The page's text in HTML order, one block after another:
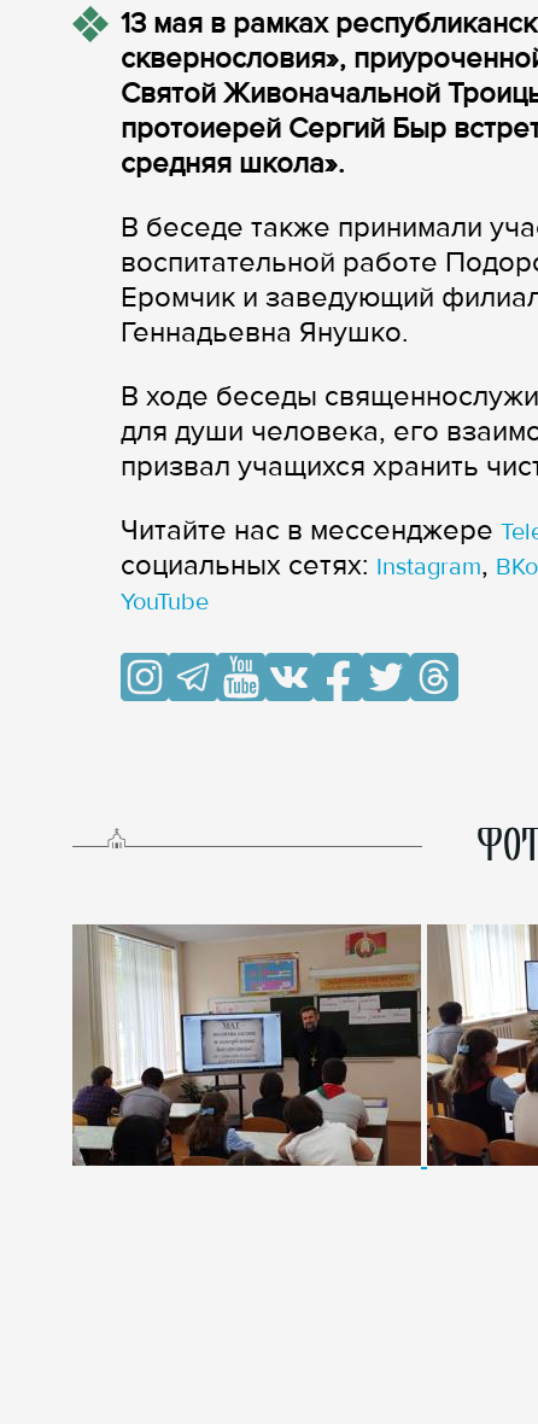
13 мая в рамках
сквернословия»,
Святой Живоначальной
протоиерей Сергий Быр
средняя школа».
В беседе также принимали
воспитательной работе
Еромчик и заведующий
Геннадьевна Янушко.
В ходе беседы
для души человека, его
призвал учащихся хранить
Читайте нас в мессенджере
cоциальных сетях: Instagram,
YouTube